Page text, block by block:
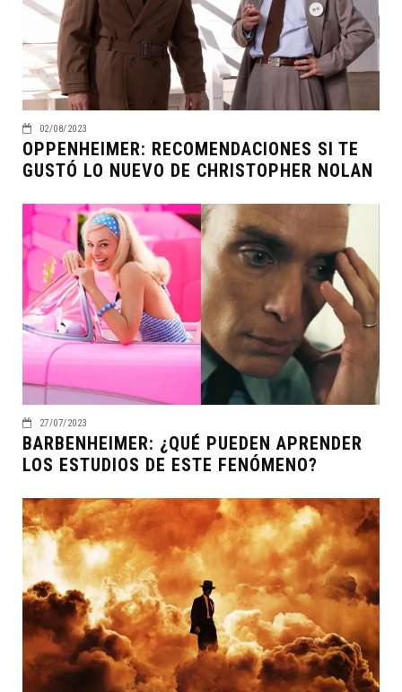
02/08/2023
OPPENHEIMER: RECOMENDACIONES SI TE
GUSTÓ LO NUEVO DE CHRISTOPHER NOLAN
27/07/2023
BARBENHEIMER: ¿QUÉ PUEDEN APRENDER
LOS ESTUDIOS DE ESTE FENÓMENO?